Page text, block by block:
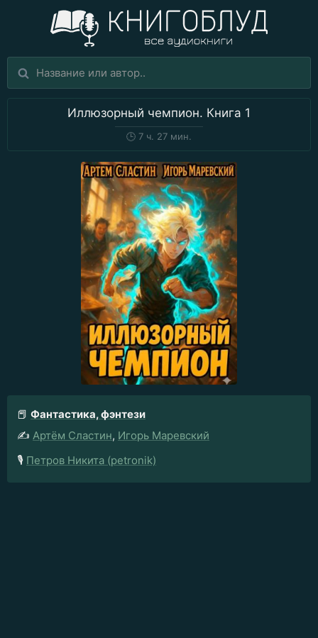
Иллюзорный чемпион. Книга 1
🕒 7 ч. 27 мин.
📕 Фантастика, фэнтези
✍️ Артём Сластин, Игорь Маревский
🎙️ Петров Никита (petronik)